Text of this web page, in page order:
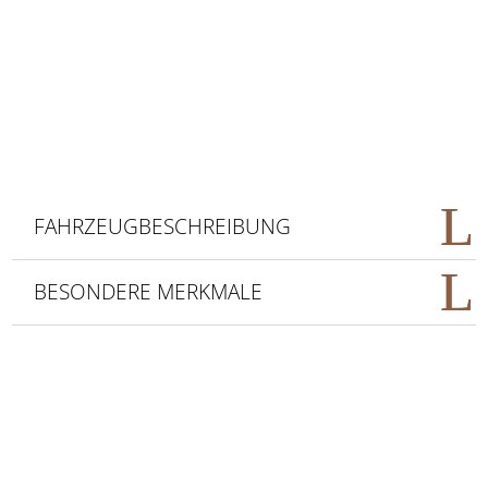
FAHRZEUGBESCHREIBUNG
BESONDERE MERKMALE